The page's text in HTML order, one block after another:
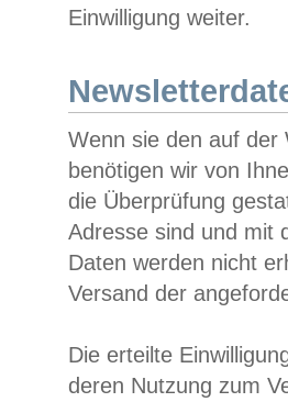
Einwilligung weiter.
Wenn sie den auf der
benötigen wir von
die Überprüfung
Adresse sind und mit
Daten werden nicht
Versand der
Die erteilte
deren Nutzung zum